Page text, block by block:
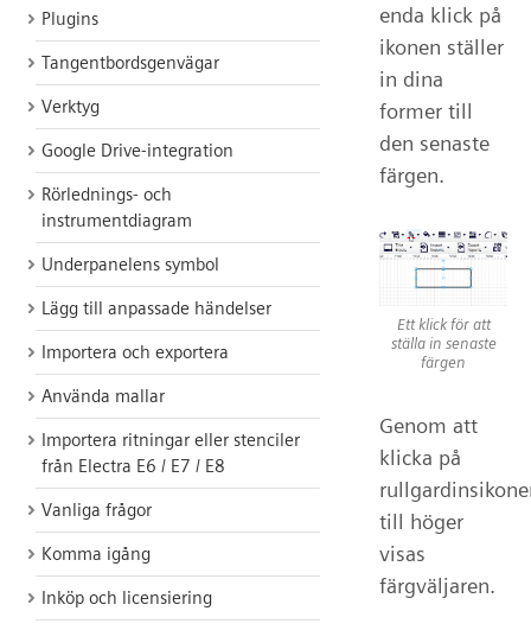
Plugins
Tangentbordsgenvägar
Verktyg
Google Drive-integration
Rörlednings- och
instrumentdiagram
Underpanelens symbol
Lägg till anpassade händelser
Importera och exportera
Använda mallar
Importera ritningar eller stenciler
från Electra E6 / E7 / E8
Vanliga frågor
Komma igång
Inköp och licensiering
enda klick på
ikonen ställer
in dina
former till
den senaste
färgen.
Ett klick för att
ställa in senaste
färgen
Genom att
klicka på
till höger
visas
färgväljaren.